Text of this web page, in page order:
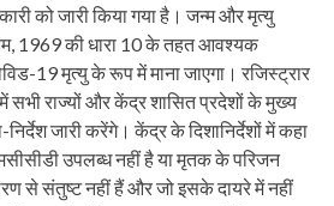
को जारी किया गया है। जन्म और मृत्यु
1969 की धारा 10 के तहत आवश्यक
19 मृत्यु के रूप में माना जाएगा। रजिस्ट्रार
राज्यों और केंद्र शासित प्रदेशों के मुख्य
जारी करेंगे। केंद्र के दिशानिर्देशों में कहा
उपलब्ध नहीं है या मृतक के परिजन
से संतुष्ट नहीं हैं और जो इसके दायरे में नहीं